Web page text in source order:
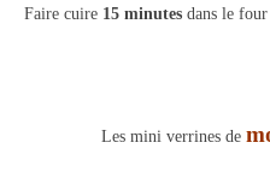
Faire cuire 15 minutes dans le
Les mini verrines de